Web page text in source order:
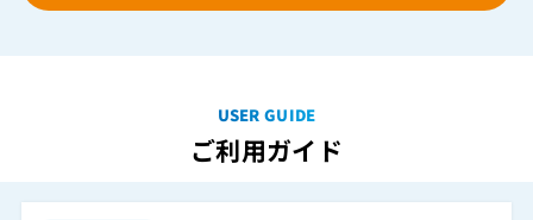
USER GUIDE
ご利用ガイド